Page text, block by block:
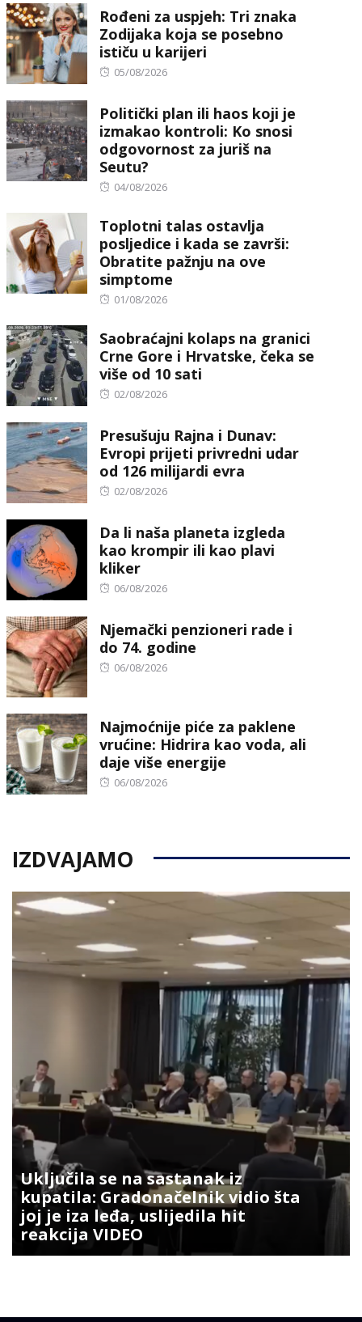
Rođeni za uspjeh: Tri znaka
Zodijaka koja se posebno
ističu u karijeri
Posted
05/08/2026
Politički plan ili haos koji je
izmakao kontroli: Ko snosi
odgovornost za juriš na
Seutu?
Posted
04/08/2026
Toplotni talas ostavlja
posljedice i kada se završi:
Obratite pažnju na ove
simptome
Posted
01/08/2026
Saobraćajni kolaps na granici
Crne Gore i Hrvatske, čeka se
više od 10 sati
Posted
02/08/2026
Presušuju Rajna i Dunav:
Evropi prijeti privredni udar
od 126 milijardi evra
Posted
02/08/2026
Da li naša planeta izgleda
kao krompir ili kao plavi
kliker
Posted
06/08/2026
Njemački penzioneri rade i
do 74. godine
Posted
06/08/2026
Najmoćnije piće za paklene
vrućine: Hidrira kao voda, ali
daje više energije
Posted
06/08/2026
IZDVAJAMO
Uključila se na sastanak iz
kupatila: Gradonačelnik vidio šta
joj je iza leđa, uslijedila hit
reakcija VIDEO